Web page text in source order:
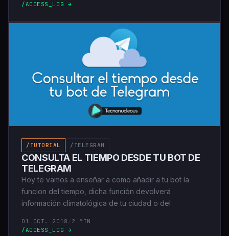
/ACCESS_LOG →
/TUTORIAL /TELEGRAM
CONSULTA EL TIEMPO DESDE TU BOT DE
TELEGRAM
Hoy te vamos a enseñar a como añadir a tu bot la
funcion del tiempo, dicha función devolverá
información climatológica de tu ciudad o del
01 OCT. 2018
2 MIN
/ACCESS_LOG →